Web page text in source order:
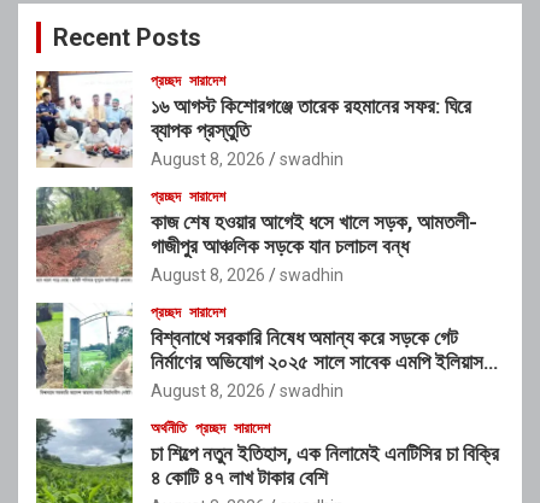
c
Recent Posts
প্রচ্ছদ সারাদেশ
১৬ আগস্ট কিশোরগঞ্জে তারেক রহমানের সফর: ঘিরে
ব্যাপক প্রস্তুতি
August 8, 2026 swadhin
প্রচ্ছদ সারাদেশ
কাজ শেষ হওয়ার আগেই ধসে খালে সড়ক, আমতলী-
গাজীপুর আঞ্চলিক সড়কে যান চলাচল বন্ধ
August 8, 2026 swadhin
প্রচ্ছদ সারাদেশ
বিশ্বনাথে সরকারি নিষেধ অমান্য করে সড়কে গেট
নির্মাণের অভিযোগ ২০২৫ সালে সাবেক এমপি ইলিয়াস
আলীর নামে নামফলক স্থাপনের অভিযোগ
August 8, 2026 swadhin
অর্থনীতি প্রচ্ছদ সারাদেশ
চা শিল্পে নতুন ইতিহাস, এক নিলামেই এনটিসির চা বিক্রি
৪ কোটি ৪৭ লাখ টাকার বেশি